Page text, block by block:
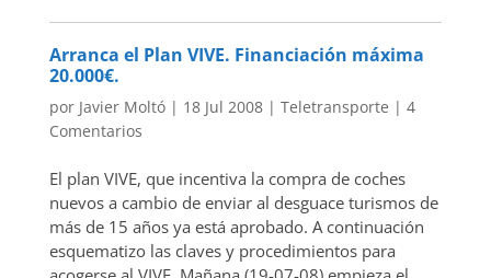
Arranca el Plan VIVE. Financiación máxima
20.000€.
por Javier Moltó| 18 Jul 2008| Teletransporte | 4
Comentarios
El plan VIVE, que incentiva la compra de coches
nuevos a cambio de enviar al desguace turismos de
más de 15 años ya está aprobado. A continuación
esquematizo las claves y procedimientos para